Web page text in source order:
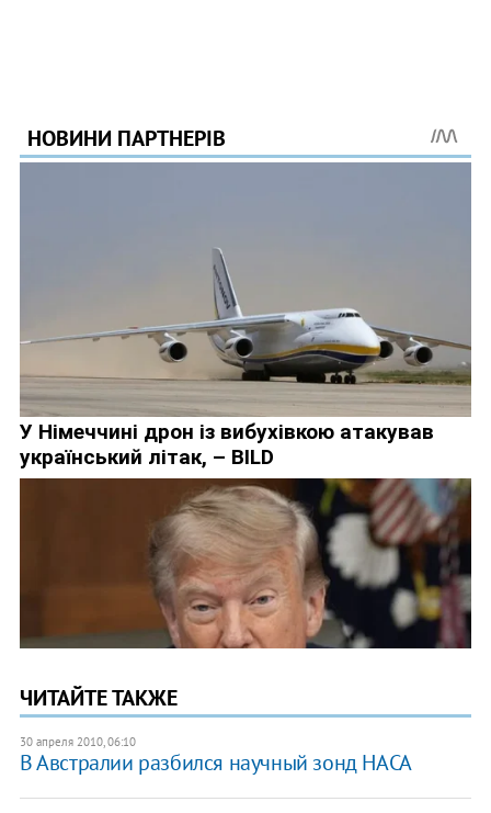
ЧИТАЙТЕ ТАКЖЕ
30 апреля 2010, 06:10
В Австралии разбился научный зонд НАСА